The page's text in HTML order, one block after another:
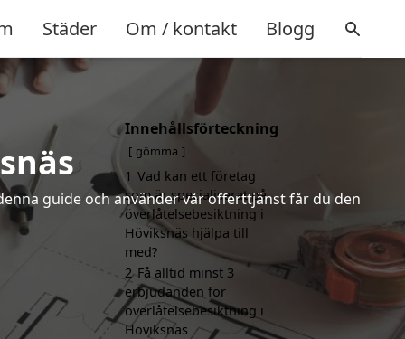
Städer Om / kontakt Blogg
guide och använder vår offerttjänst får du den
Innehållsförteckning
gömma
1 Vad kan ett företag
som är specialiserat på
överlåtelsebesiktning i
Höviksnäs hjälpa till
med?
2 Få alltid minst 3
erbjudanden för
överlåtelsebesiktning i
Höviksnäs